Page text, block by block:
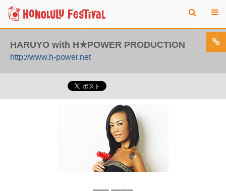
HARUYO with H★POWER PRODUCTION
http://www.h-power.net